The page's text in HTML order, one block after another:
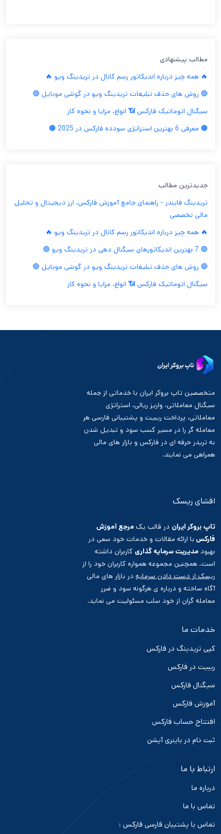
مطالب پیشنهادی
🔥 همه چیز درباره اندیکاتور رسم کانال در تریدینگ ویو 🔥
🔴 روش های حذف تبلیغات تریدینگ ویو در گوشی موبایل 🔴
سیگنال اتوماتیک فارکس 📶 انواع، مزایا و نحوه کار
🟤 معرفی 6 بهترین استراتژی سودده فارکس در 2025 🟤
جدیدترین مطالب
تریدینگ فایندر - راهنمای جامع آموزش فارکس، ارز دیجیتال و تحلیل
مالی تخصصی
🔥 همه چیز درباره اندیکاتور رسم کانال در تریدینگ ویو 🔥
🟢 7 بهترین اندیکاتورهای سیگنال دهی در تریدینگ ویو 🟢
🔴 روش های حذف تبلیغات تریدینگ ویو در گوشی موبایل 🔴
سیگنال اتوماتیک فارکس 📶 انواع، مزایا و نحوه کار
متخصصین تاپ بروکر ایران با خدماتی از جمله
سیگنال معاملاتی، واریز ریالی، استراتژی
معاملاتی، پرداخت ریبیت و پشتیبانی فارسی هر
معامله گر را در مسیر کسب سود و تبدیل شدن
به تریدر حرفه ای در فارکس و بازار های مالی
همراهی می نمایند.
افشای ریسک
تاپ بروکر ایران در قالب یک مرجع آموزش
فارکس با ارائه مقالات و خدمات خود سعی در
بهبود مدیریت سرمایه گذاری کاربران داشته
است. همچنین مجموعه همواره کاربران خود را از
ریسک از دست دادن سرمایه در بازار های مالی
آگاه ساخته و درباره ی هرگونه سود و ضرر
معامله گران از خود سلب مسئولیت می نماید.
خدمات ما
کپی تریدینگ در فارکس
ریبیت در فارکس
سیگنال فارکس
آموزش فارکس
افتتاح حساب فارکس
ثبت نام در باینری آپشن
ارتباط با ما
درباره ما
تماس با ما
تماس با پشتیبان فارسی فارکس :